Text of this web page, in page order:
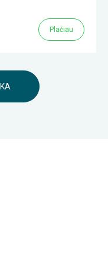
Plačiau